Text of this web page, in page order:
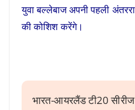
युवा बल्लेबाज अपनी पहली
की कोशिश करेंगे।
भारत-आयरलैंड टी20